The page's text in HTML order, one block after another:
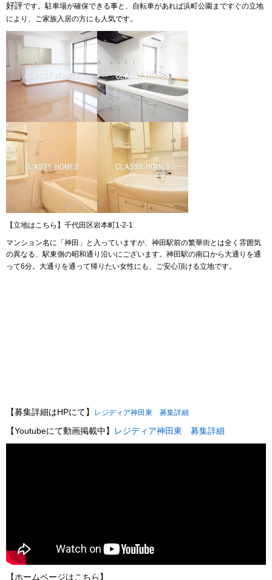
好評です。駐車場が確保できる事と、自転車があれば浜町公園まですぐの立地
により、ご家族入居の方にも人気です。
【立地はこちら】千代田区岩本町1-2-1
マンション名に「神田」と入っていますが、神田駅前の繁華街とは全く雰囲気
の異なる、駅東側の昭和通り沿いにございます。 神田駅の南口から大通りを通
って6分。大通りを通って帰りたい女性にも、ご安心頂ける立地です。
【募集詳細はHPにて】 レジディア神田東 募集詳細
【Youtubeにて動画掲載中】 レジディア神田東 募集詳細
【ホームページはこちら】